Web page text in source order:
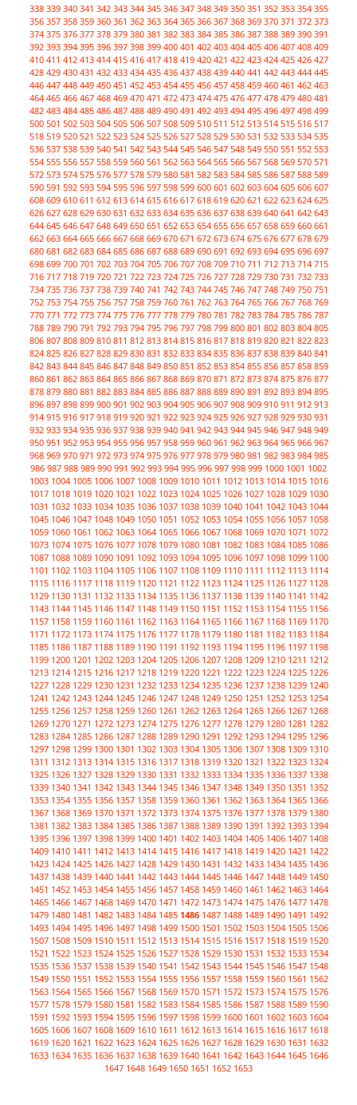
338 339 340 341 342 343 344 345 346 347 348 349 350 351 352 353 354 355
356 357 358 359 360 361 362 363 364 365 366 367 368 369 370 371 372 373
374 375 376 377 378 379 380 381 382 383 384 385 386 387 388 389 390 391
392 393 394 395 396 397 398 399 400 401 402 403 404 405 406 407 408 409
410 411 412 413 414 415 416 417 418 419 420 421 422 423 424 425 426 427
428 429 430 431 432 433 434 435 436 437 438 439 440 441 442 443 444 445
446 447 448 449 450 451 452 453 454 455 456 457 458 459 460 461 462 463
464 465 466 467 468 469 470 471 472 473 474 475 476 477 478 479 480 481
482 483 484 485 486 487 488 489 490 491 492 493 494 495 496 497 498 499
500 501 502 503 504 505 506 507 508 509 510 511 512 513 514 515 516 517
518 519 520 521 522 523 524 525 526 527 528 529 530 531 532 533 534 535
536 537 538 539 540 541 542 543 544 545 546 547 548 549 550 551 552 553
554 555 556 557 558 559 560 561 562 563 564 565 566 567 568 569 570 571
572 573 574 575 576 577 578 579 580 581 582 583 584 585 586 587 588 589
590 591 592 593 594 595 596 597 598 599 600 601 602 603 604 605 606 607
608 609 610 611 612 613 614 615 616 617 618 619 620 621 622 623 624 625
626 627 628 629 630 631 632 633 634 635 636 637 638 639 640 641 642 643
644 645 646 647 648 649 650 651 652 653 654 655 656 657 658 659 660 661
662 663 664 665 666 667 668 669 670 671 672 673 674 675 676 677 678 679
680 681 682 683 684 685 686 687 688 689 690 691 692 693 694 695 696 697
698 699 700 701 702 703 704 705 706 707 708 709 710 711 712 713 714 715
716 717 718 719 720 721 722 723 724 725 726 727 728 729 730 731 732 733
734 735 736 737 738 739 740 741 742 743 744 745 746 747 748 749 750 751
752 753 754 755 756 757 758 759 760 761 762 763 764 765 766 767 768 769
770 771 772 773 774 775 776 777 778 779 780 781 782 783 784 785 786 787
788 789 790 791 792 793 794 795 796 797 798 799 800 801 802 803 804 805
806 807 808 809 810 811 812 813 814 815 816 817 818 819 820 821 822 823
824 825 826 827 828 829 830 831 832 833 834 835 836 837 838 839 840 841
842 843 844 845 846 847 848 849 850 851 852 853 854 855 856 857 858 859
860 861 862 863 864 865 866 867 868 869 870 871 872 873 874 875 876 877
878 879 880 881 882 883 884 885 886 887 888 889 890 891 892 893 894 895
896 897 898 899 900 901 902 903 904 905 906 907 908 909 910 911 912 913
914 915 916 917 918 919 920 921 922 923 924 925 926 927 928 929 930 931
932 933 934 935 936 937 938 939 940 941 942 943 944 945 946 947 948 949
950 951 952 953 954 955 956 957 958 959 960 961 962 963 964 965 966 967
968 969 970 971 972 973 974 975 976 977 978 979 980 981 982 983 984 985
986 987 988 989 990 991 992 993 994 995 996 997 998 999 1000 1001 1002
1003 1004 1005 1006 1007 1008 1009 1010 1011 1012 1013 1014 1015 1016
1017 1018 1019 1020 1021 1022 1023 1024 1025 1026 1027 1028 1029 1030
1031 1032 1033 1034 1035 1036 1037 1038 1039 1040 1041 1042 1043 1044
1045 1046 1047 1048 1049 1050 1051 1052 1053 1054 1055 1056 1057 1058
1059 1060 1061 1062 1063 1064 1065 1066 1067 1068 1069 1070 1071 1072
1073 1074 1075 1076 1077 1078 1079 1080 1081 1082 1083 1084 1085 1086
1087 1088 1089 1090 1091 1092 1093 1094 1095 1096 1097 1098 1099 1100
1101 1102 1103 1104 1105 1106 1107 1108 1109 1110 1111 1112 1113 1114
1115 1116 1117 1118 1119 1120 1121 1122 1123 1124 1125 1126 1127 1128
1129 1130 1131 1132 1133 1134 1135 1136 1137 1138 1139 1140 1141 1142
1143 1144 1145 1146 1147 1148 1149 1150 1151 1152 1153 1154 1155 1156
1157 1158 1159 1160 1161 1162 1163 1164 1165 1166 1167 1168 1169 1170
1171 1172 1173 1174 1175 1176 1177 1178 1179 1180 1181 1182 1183 1184
1185 1186 1187 1188 1189 1190 1191 1192 1193 1194 1195 1196 1197 1198
1199 1200 1201 1202 1203 1204 1205 1206 1207 1208 1209 1210 1211 1212
1213 1214 1215 1216 1217 1218 1219 1220 1221 1222 1223 1224 1225 1226
1227 1228 1229 1230 1231 1232 1233 1234 1235 1236 1237 1238 1239 1240
1241 1242 1243 1244 1245 1246 1247 1248 1249 1250 1251 1252 1253 1254
1255 1256 1257 1258 1259 1260 1261 1262 1263 1264 1265 1266 1267 1268
1269 1270 1271 1272 1273 1274 1275 1276 1277 1278 1279 1280 1281 1282
1283 1284 1285 1286 1287 1288 1289 1290 1291 1292 1293 1294 1295 1296
1297 1298 1299 1300 1301 1302 1303 1304 1305 1306 1307 1308 1309 1310
1311 1312 1313 1314 1315 1316 1317 1318 1319 1320 1321 1322 1323 1324
1325 1326 1327 1328 1329 1330 1331 1332 1333 1334 1335 1336 1337 1338
1339 1340 1341 1342 1343 1344 1345 1346 1347 1348 1349 1350 1351 1352
1353 1354 1355 1356 1357 1358 1359 1360 1361 1362 1363 1364 1365 1366
1367 1368 1369 1370 1371 1372 1373 1374 1375 1376 1377 1378 1379 1380
1381 1382 1383 1384 1385 1386 1387 1388 1389 1390 1391 1392 1393 1394
1395 1396 1397 1398 1399 1400 1401 1402 1403 1404 1405 1406 1407 1408
1409 1410 1411 1412 1413 1414 1415 1416 1417 1418 1419 1420 1421 1422
1423 1424 1425 1426 1427 1428 1429 1430 1431 1432 1433 1434 1435 1436
1437 1438 1439 1440 1441 1442 1443 1444 1445 1446 1447 1448 1449 1450
1451 1452 1453 1454 1455 1456 1457 1458 1459 1460 1461 1462 1463 1464
1465 1466 1467 1468 1469 1470 1471 1472 1473 1474 1475 1476 1477 1478
1479 1480 1481 1482 1483 1484 1485 1486 1487 1488 1489 1490 1491 1492
1493 1494 1495 1496 1497 1498 1499 1500 1501 1502 1503 1504 1505 1506
1507 1508 1509 1510 1511 1512 1513 1514 1515 1516 1517 1518 1519 1520
1521 1522 1523 1524 1525 1526 1527 1528 1529 1530 1531 1532 1533 1534
1535 1536 1537 1538 1539 1540 1541 1542 1543 1544 1545 1546 1547 1548
1549 1550 1551 1552 1553 1554 1555 1556 1557 1558 1559 1560 1561 1562
1563 1564 1565 1566 1567 1568 1569 1570 1571 1572 1573 1574 1575 1576
1577 1578 1579 1580 1581 1582 1583 1584 1585 1586 1587 1588 1589 1590
1591 1592 1593 1594 1595 1596 1597 1598 1599 1600 1601 1602 1603 1604
1605 1606 1607 1608 1609 1610 1611 1612 1613 1614 1615 1616 1617 1618
1619 1620 1621 1622 1623 1624 1625 1626 1627 1628 1629 1630 1631 1632
1633 1634 1635 1636 1637 1638 1639 1640 1641 1642 1643 1644 1645 1646
1647 1648 1649 1650 1651 1652 1653